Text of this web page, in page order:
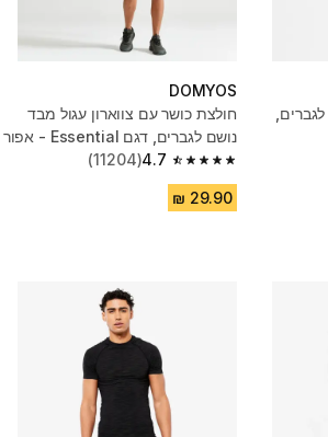
DOMYOS
חולצת כושר עם צווארון עגול מבד
נושם לגברים, דגם Essential - אפור
4.7
4.7 out of 5 stars from 11204 reviews
(11204)